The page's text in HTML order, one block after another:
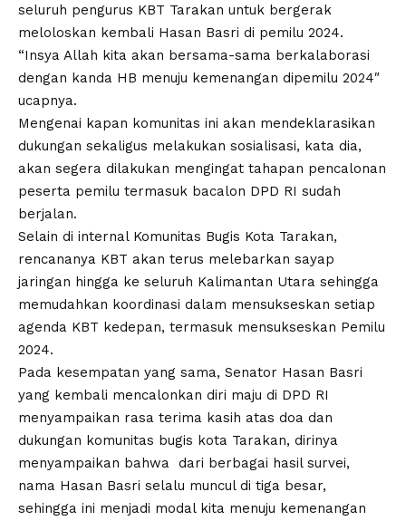
seluruh pengurus KBT Tarakan untuk bergerak
meloloskan kembali Hasan Basri di pemilu 2024.
“Insya Allah kita akan bersama-sama berkalaborasi
dengan kanda HB menuju kemenangan dipemilu 2024″
ucapnya.
Mengenai kapan komunitas ini akan mendeklarasikan
dukungan sekaligus melakukan sosialisasi, kata dia,
akan segera dilakukan mengingat tahapan pencalonan
peserta pemilu termasuk bacalon DPD RI sudah
berjalan.
Selain di internal Komunitas Bugis Kota Tarakan,
rencananya KBT akan terus melebarkan sayap
jaringan hingga ke seluruh Kalimantan Utara sehingga
memudahkan koordinasi dalam mensukseskan setiap
agenda KBT kedepan, termasuk mensukseskan Pemilu
2024.
Pada kesempatan yang sama, Senator Hasan Basri
yang kembali mencalonkan diri maju di DPD RI
menyampaikan rasa terima kasih atas doa dan
dukungan komunitas bugis kota Tarakan, dirinya
menyampaikan bahwa dari berbagai hasil survei,
nama Hasan Basri selalu muncul di tiga besar,
sehingga ini menjadi modal kita menuju kemenangan